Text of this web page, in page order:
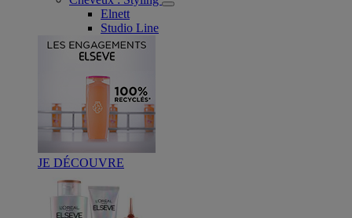
Elnett
Studio Line
JE DÉCOUVRE